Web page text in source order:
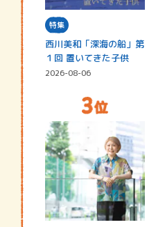
特集
西川美和「深海の船」第
１回 置いてきた子供
2026-08-06